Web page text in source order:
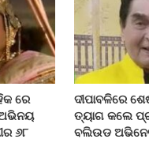
ରେ
୬୮
ଦୀପାବଳିରେ
ତ୍ୟାଗ କଲେ
ବଲିଉଡ